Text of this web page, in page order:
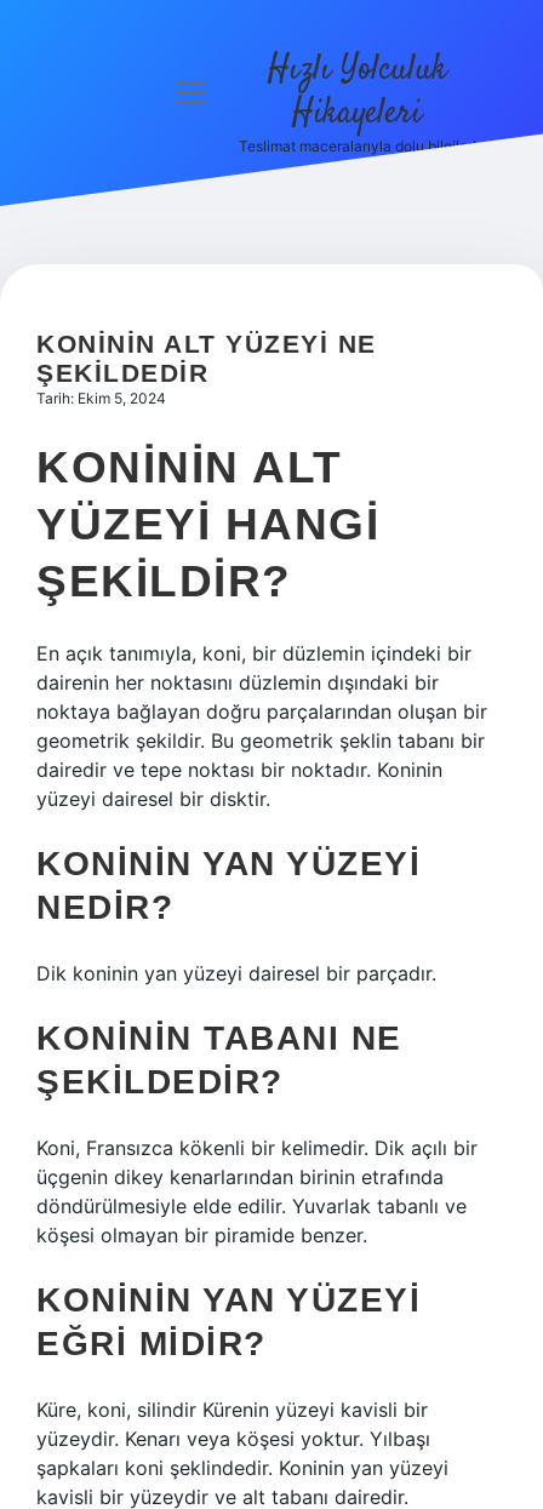
Hakkımızda
menüyü
Hızlı Yolculuk
Hikayeleri
Teslimat maceralarıyla dolu bilgiler!
KONININ ALT YÜZEYI NE
ŞEKILDEDIR
Tarih: Ekim 5, 2024
KONININ ALT
YÜZEYI HANGI
ŞEKILDIR?
En açık tanımıyla, koni, bir düzlemin içindeki bir
dairenin her noktasını düzlemin dışındaki bir
noktaya bağlayan doğru parçalarından oluşan bir
geometrik şekildir. Bu geometrik şeklin tabanı bir
dairedir ve tepe noktası bir noktadır. Koninin
yüzeyi dairesel bir disktir.
KONININ YAN YÜZEYI
NEDIR?
Dik koninin yan yüzeyi dairesel bir parçadır.
KONININ TABANI NE
ŞEKILDEDIR?
Koni, Fransızca kökenli bir kelimedir. Dik açılı bir
üçgenin dikey kenarlarından birinin etrafında
döndürülmesiyle elde edilir. Yuvarlak tabanlı ve
köşesi olmayan bir piramide benzer.
KONININ YAN YÜZEYI
EĞRI MIDIR?
Küre, koni, silindir Kürenin yüzeyi kavisli bir
yüzeydir. Kenarı veya köşesi yoktur. Yılbaşı
şapkaları koni şeklindedir. Koninin yan yüzeyi
kavisli bir yüzeydir ve alt tabanı dairedir.